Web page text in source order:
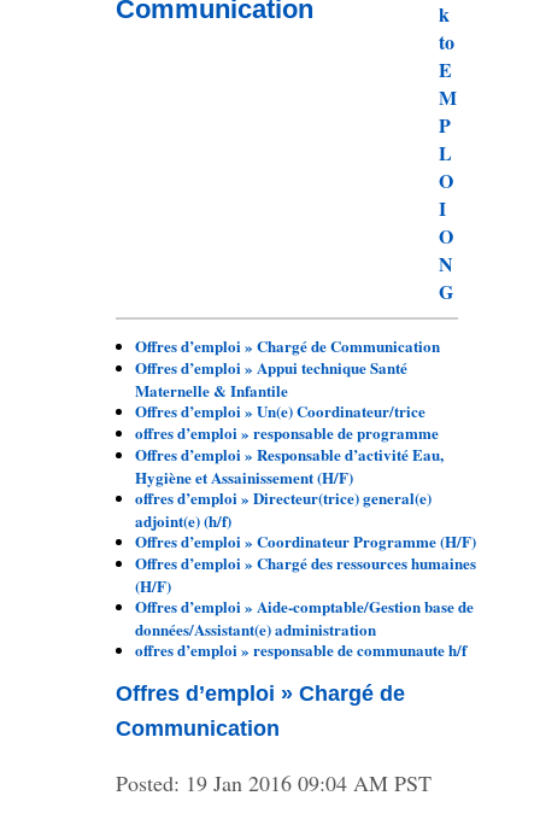
Communication
Offres d’emploi » Chargé de Communication
Offres d’emploi » Appui technique Santé
Maternelle & Infantile
Offres d’emploi » Un(e) Coordinateur/trice
offres d’emploi » responsable de programme
Offres d’emploi » Responsable d’activité Eau,
Hygiène et Assainissement (H/F)
offres d’emploi » Directeur(trice) general(e)
adjoint(e) (h/f)
Offres d’emploi » Coordinateur Programme (H/F)
Offres d’emploi » Chargé des ressources humaines
(H/F)
Offres d’emploi » Aide-comptable/Gestion base de
données/Assistant(e) administration
offres d’emploi » responsable de communaute h/f
Offres d’emploi » Chargé de
Communication
Posted: 19 Jan 2016 09:04 AM PST